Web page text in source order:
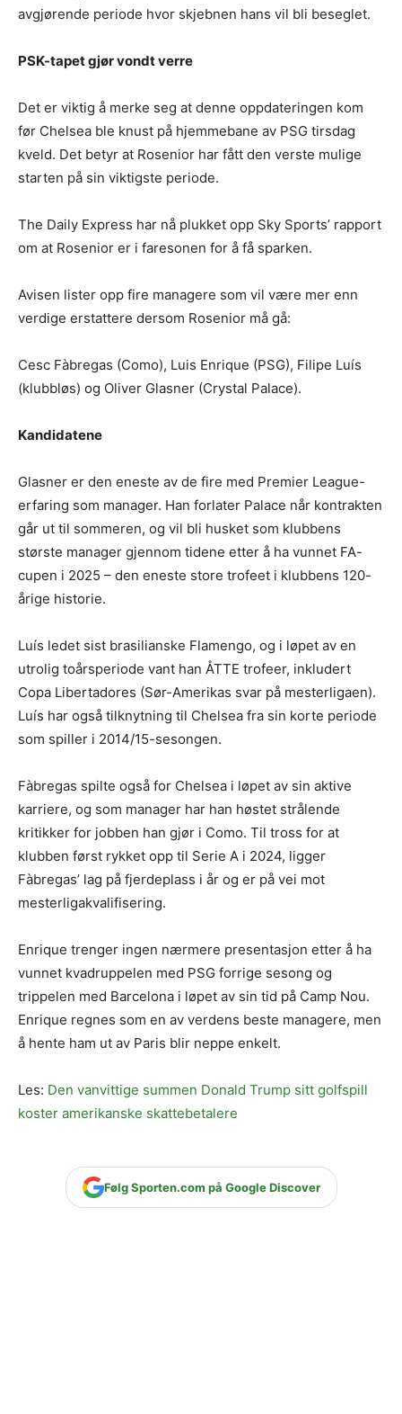
avgjørende periode hvor skjebnen hans vil bli beseglet.
PSK-tapet gjør vondt verre
Det er viktig å merke seg at denne oppdateringen kom
før Chelsea ble knust på hjemmebane av PSG tirsdag
kveld. Det betyr at Rosenior har fått den verste mulige
starten på sin viktigste periode.
The Daily Express har nå plukket opp Sky Sports’ rapport
om at Rosenior er i faresonen for å få sparken.
Avisen lister opp fire managere som vil være mer enn
verdige erstattere dersom Rosenior må gå:
Cesc Fàbregas (Como), Luis Enrique (PSG), Filipe Luís
(klubbløs) og Oliver Glasner (Crystal Palace).
Kandidatene
Glasner er den eneste av de fire med Premier League-
erfaring som manager. Han forlater Palace når kontrakten
går ut til sommeren, og vil bli husket som klubbens
største manager gjennom tidene etter å ha vunnet FA-
cupen i 2025 – den eneste store trofeet i klubbens 120-
årige historie.
Luís ledet sist brasilianske Flamengo, og i løpet av en
utrolig toårsperiode vant han ÅTTE trofeer, inkludert
Copa Libertadores (Sør-Amerikas svar på mesterligaen).
Luís har også tilknytning til Chelsea fra sin korte periode
som spiller i 2014/15-sesongen.
Fàbregas spilte også for Chelsea i løpet av sin aktive
karriere, og som manager har han høstet strålende
kritikker for jobben han gjør i Como. Til tross for at
klubben først rykket opp til Serie A i 2024, ligger
Fàbregas’ lag på fjerdeplass i år og er på vei mot
mesterligakvalifisering.
Enrique trenger ingen nærmere presentasjon etter å ha
vunnet kvadruppelen med PSG forrige sesong og
trippelen med Barcelona i løpet av sin tid på Camp Nou.
Enrique regnes som en av verdens beste managere, men
å hente ham ut av Paris blir neppe enkelt.
Les: Den vanvittige summen Donald Trump sitt golfspill
koster amerikanske skattebetalere
Følg Sporten.com på Google Discover